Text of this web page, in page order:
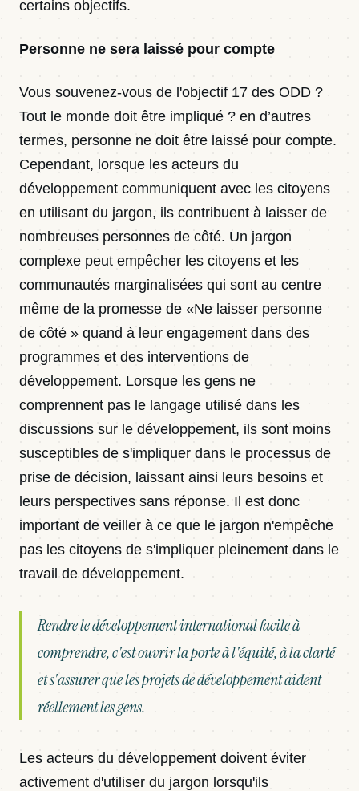
certains objectifs.
Personne ne sera laissé pour compte
Vous souvenez-vous de l'objectif 17 des ODD ?
Tout le monde doit être impliqué ? en d’autres
termes, personne ne doit être laissé pour compte.
Cependant, lorsque les acteurs du
développement communiquent avec les citoyens
en utilisant du jargon, ils contribuent à laisser de
nombreuses personnes de côté. Un jargon
complexe peut empêcher les citoyens et les
communautés marginalisées qui sont au centre
même de la promesse de «Ne laisser personne
de côté » quand à leur engagement dans des
programmes et des interventions de
développement. Lorsque les gens ne
comprennent pas le langage utilisé dans les
discussions sur le développement, ils sont moins
susceptibles de s'impliquer dans le processus de
prise de décision, laissant ainsi leurs besoins et
leurs perspectives sans réponse. Il est donc
important de veiller à ce que le jargon n'empêche
pas les citoyens de s'impliquer pleinement dans le
travail de développement.
Rendre le développement international facile à
comprendre, c'est ouvrir la porte à l'équité, à la clarté
et s'assurer que les projets de développement aident
réellement les gens.
Les acteurs du développement doivent éviter
activement d'utiliser du jargon lorsqu'ils